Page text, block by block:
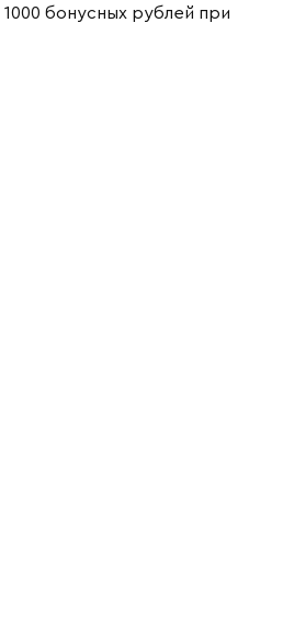
1000 бонусных рублей при